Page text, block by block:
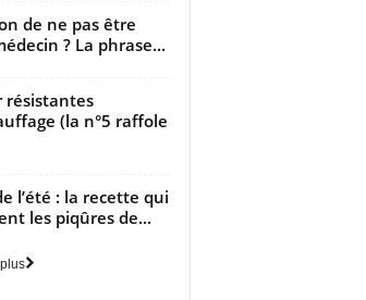
de ne pas être
? La phrase...
résistantes
(la n°5 raffole
l’été : la recette qui
les piqûres de...